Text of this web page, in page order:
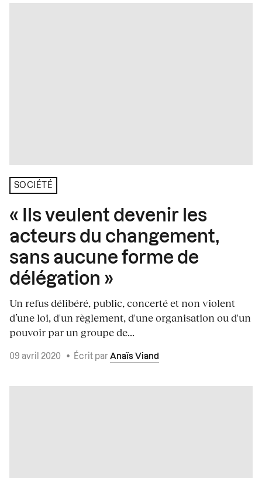
SOCIÉTÉ
« Ils veulent devenir les
acteurs du changement,
sans aucune forme de
délégation »
Un refus délibéré, public, concerté et non violent
d’une loi, d'un règlement, d'une organisation ou d'un
pouvoir par un groupe de...
09 avril 2020 • Écrit par Anaïs Viand